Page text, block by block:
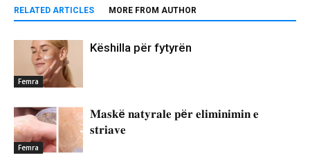
RELATED ARTICLES MORE FROM AUTHOR
Femra
Këshilla për fytyrën
Femra
𝐌𝐚𝐬𝐤ë 𝐧𝐚𝐭𝐲𝐫𝐚𝐥𝐞 𝐩ë𝐫 𝐞𝐥𝐢𝐦𝐢𝐧𝐢𝐦𝐢𝐧 𝐞
𝐬𝐭𝐫𝐢𝐚𝐯𝐞